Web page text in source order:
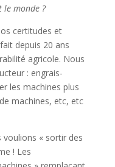
tout le monde ?
certitudes et
depuis 20 ans
agricole. Nous
: engrais-
les machines plus
machines, etc, etc
« sortir des
! Les